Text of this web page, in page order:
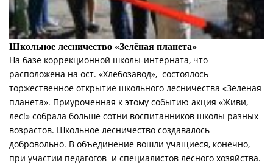
Школьное лесничество «Зелёная планета»
На базе коррекционной школы-интерната, что
расположена на ост. «Хлебозавод», состоялось
торжественное открытие школьного лесничества «Зеленая
планета». Приуроченная к этому событию акция «Живи,
лес!» собрала больше сотни воспитанников школы разных
возрастов. Школьное лесничество создавалось
добровольно. В объединение вошли учащиеся, конечно,
при участии педагогов и специалистов лесного хозяйства.